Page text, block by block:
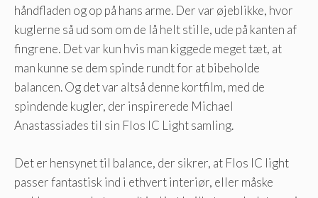
håndfladen og op på hans arme. Der var øjeblikke, hvor
kuglerne så ud som om de lå helt stille, ude på kanten af ​​
fingrene. Det var kun hvis man kiggede meget tæt, at
man kunne se dem spinde rundt for at bibeholde
balancen. Og det var altså denne kortfilm, med de
spindende kugler, der inspirerede Michael
Anastassiades til sin Flos IC Light samling.
Det er hensynet til balance, der sikrer, at Flos IC light
passer fantastisk ind i ethvert interiør, eller måske